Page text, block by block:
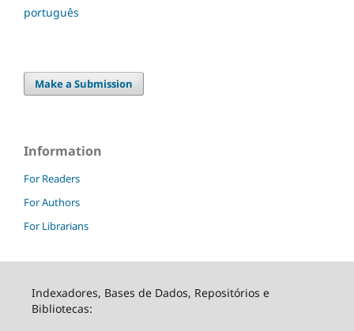
português
Make a Submission
Information
For Readers
For Authors
For Librarians
Indexadores, Bases de Dados, Repositórios e
Bibliotecas: